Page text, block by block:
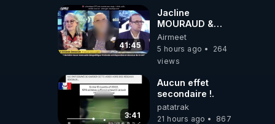
41:45
Jacline
MOURAUD &
Pierre
JOVANOVIC ★
Factures
Passé Le Pognon
?
Airmeet
5 hours ago
264
views
3:41
Aucun effet
secondaire !.
patatrak
21 hours ago
867